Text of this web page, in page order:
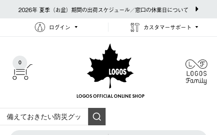
2026年 夏季（お盆）期間の出荷スケジュール／窓口の休業日について
ログイン カスタマーサポート
0
LOGOS OFFICIAL ONLINE SHOP